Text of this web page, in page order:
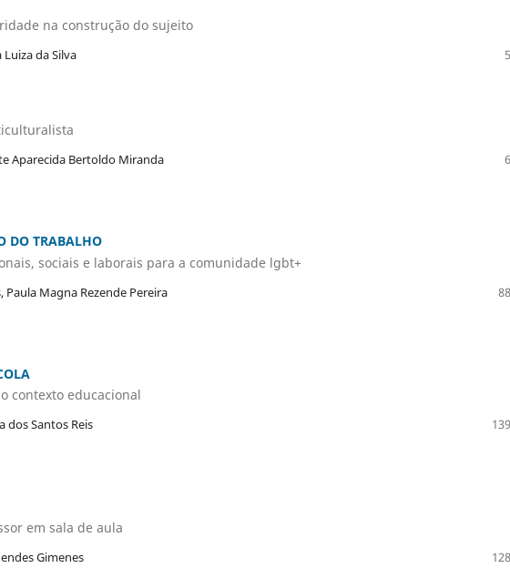
na construção do sujeito
da Silva
Aparecida Bertoldo Miranda
DO TRABALHO
sociais e laborais para a comunidade lgbt+
Paula Magna Rezende Pereira
contexto educacional
dos Santos Reis
em sala de aula
Gimenes